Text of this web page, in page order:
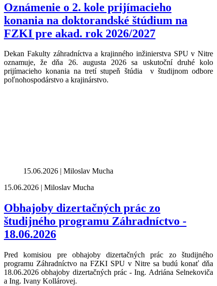
Oznámenie o 2. kole prijímacieho
konania na doktorandské štúdium na
FZKI pre akad. rok 2026/2027
Dekan Fakulty záhradníctva a krajinného inžinierstva SPU v Nitre
oznamuje, že dňa 26. augusta 2026 sa uskutoční druhé kolo
prijímacieho konania na tretí stupeň štúdia v študijnom odbore
poľnohospodárstvo a krajinárstvo.
15.06.2026 | Miloslav Mucha
15.06.2026 | Miloslav Mucha
Obhajoby dizertačných prác zo
študijného programu Záhradníctvo -
18.06.2026
Pred komisiou pre obhajoby dizertačných prác zo študijného
programu Záhradníctvo na FZKI SPU v Nitre sa budú konať dňa
18.06.2026 obhajoby dizertačných prác - Ing. Adriána Selnekoviča
a Ing. Ivany Kollárovej.